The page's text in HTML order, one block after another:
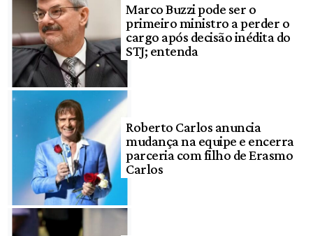
Marco Buzzi pode ser o
primeiro ministro a perder o
cargo após decisão inédita do
STJ; entenda
Roberto Carlos anuncia
mudança na equipe e encerra
parceria com filho de Erasmo
Carlos